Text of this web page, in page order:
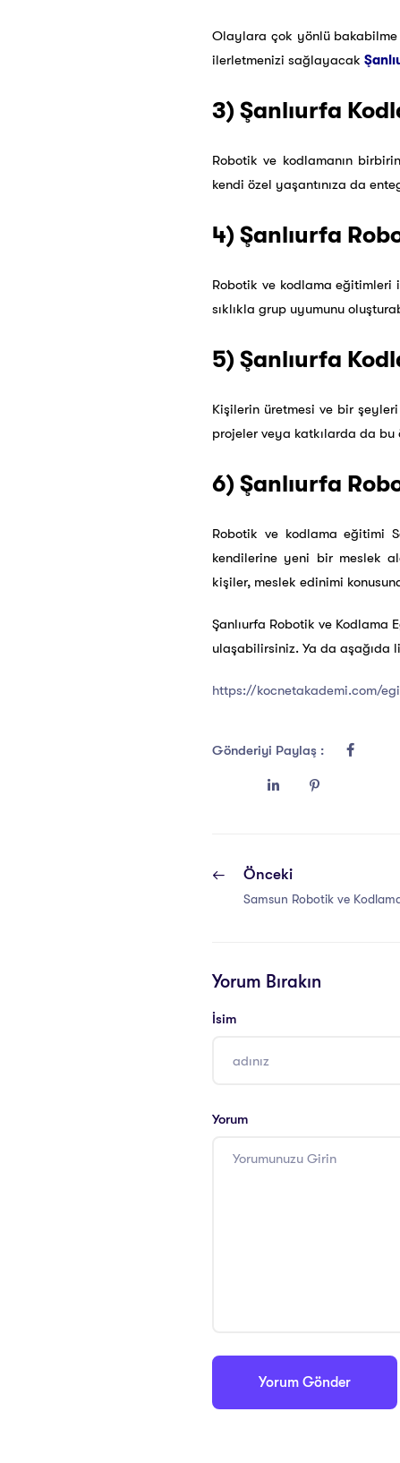
Olaylara çok yönlü
ilerletmenizi sağlayacak
3) Şanlıurfa
Robotik ve kodlamanın
kendi özel yaşantınıza da
4) Şanlıurfa
Robotik ve kodlama eğitimleri
sıklıkla grup uyumunu
5) Şanlıurfa
Kişilerin üretmesi ve bir
projeler veya katkılarda da bu
6) Şanlıurfa
Robotik ve kodlama eğitimi
kendilerine yeni bir meslek
kişiler, meslek edinimi
Şanlıurfa Robotik ve Kodlama
ulaşabilirsiniz. Ya da aşağıda
https://kocnetakademi.com/
Gönderiyi Paylaş :
Önceki
Samsun Robotik ve
Yorum Bırakın
İsim
Yorum